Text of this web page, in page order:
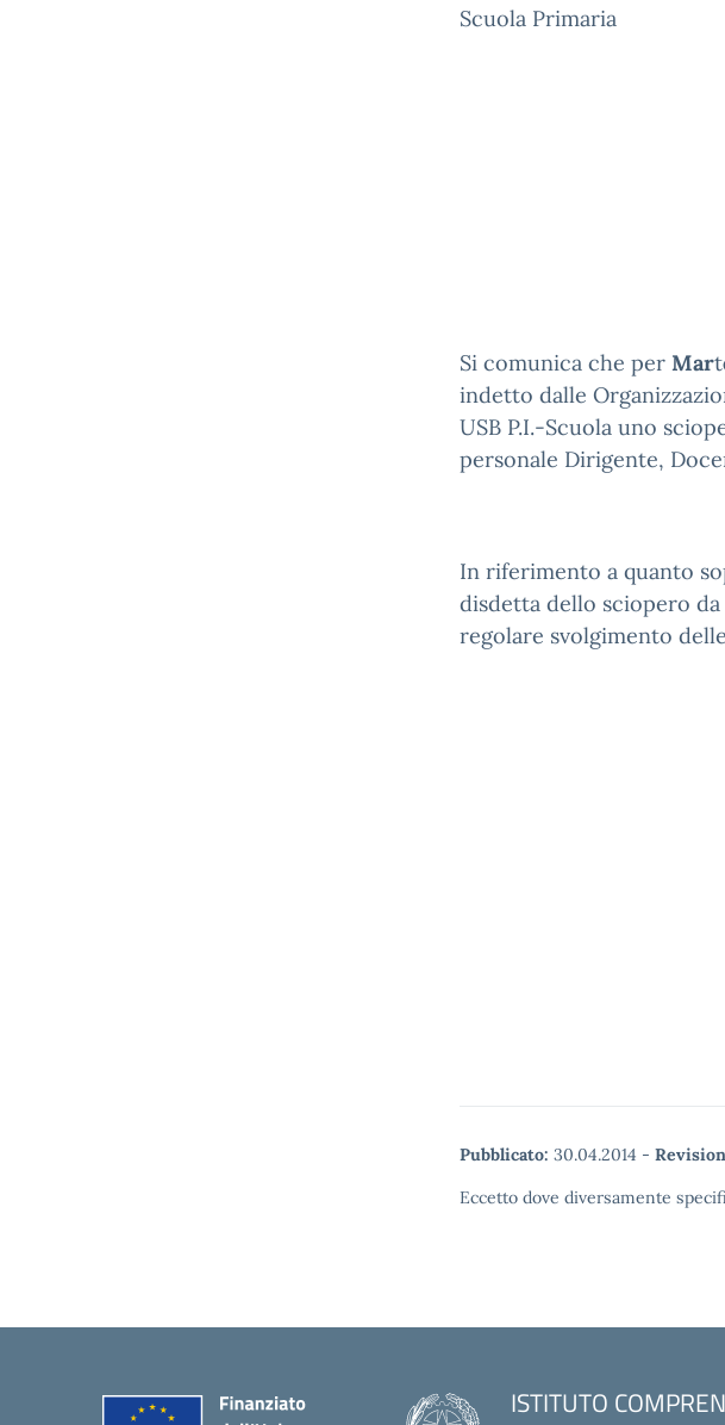
Scuola Primaria
Si comunica che per Mart
indetto dalle
USB P.I.-Scuola uno
personale Dirigente,
In riferimento a quanto
disdetta dello sciopero da
regolare svolgimento
Pubblicato: 30.04.2014 -
Eccetto dove diversamente
ISTITUTO